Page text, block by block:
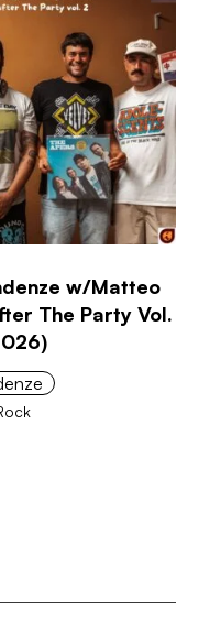
w/Matteo
The Party Vol.